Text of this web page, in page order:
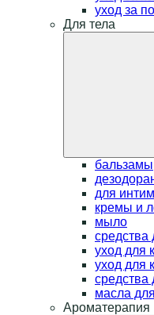
уход за
Для тела
бальзамы
для
кремы и
мыло
средства
уход для
уход для
средства
масла
Ароматерапия